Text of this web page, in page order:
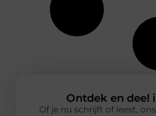
Ontdek en deel
Of je nu schrijft of leest,